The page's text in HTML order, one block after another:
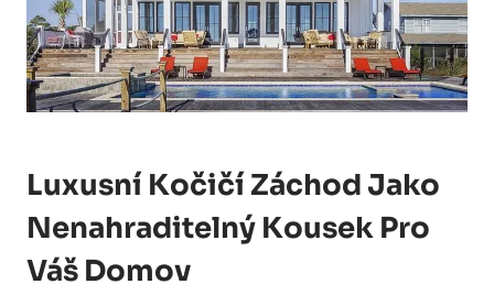
Luxusní Kočičí Záchod Jako
Nenahraditelný Kousek Pro
Váš Domov